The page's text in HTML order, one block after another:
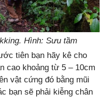
Hình: Sưu tầm
tiên bạn hãy kê cho
cao khoảng từ 5 – 10cm
vật cứng đó bằng mũi
bạn sẽ phải kiễng chân